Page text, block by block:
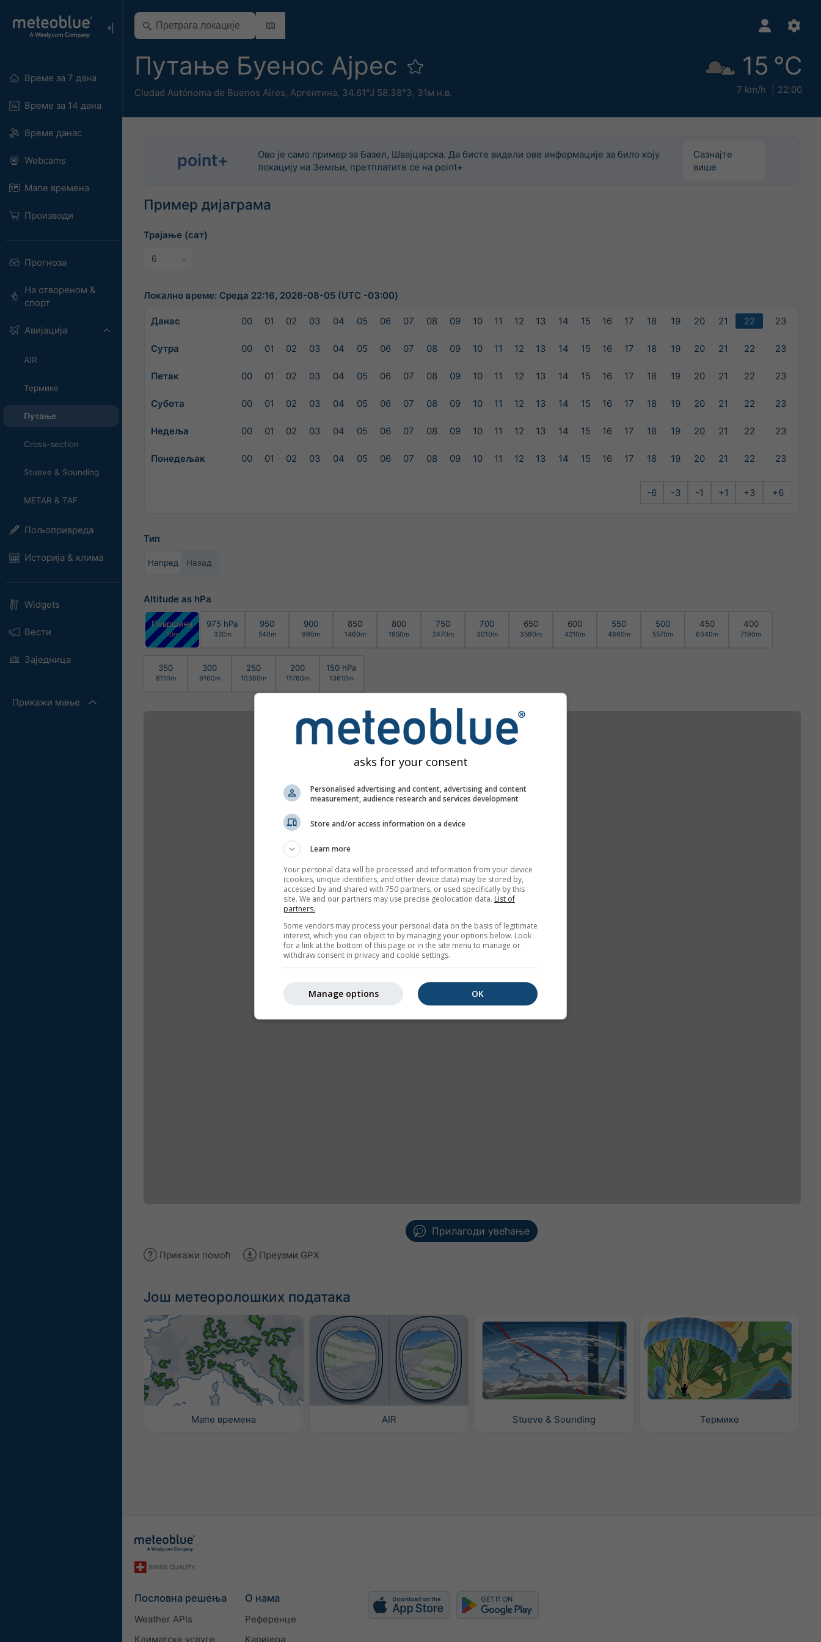
Време за 7 дана
Време за 14 дана
Време данас
Webcams
Мапе времена
Производи
Прогноза
На отвореном &
спорт
Авијација
AIR
Термике
Путање
Cross-section
Stueve & Sounding
METAR & TAF
Пољопривреда
Историја & клима
Widgets
Вести
Заједница
Прикажи мање
Путање Буенос Ајрес
Ciudad Autónoma de Buenos Aires, Аргентина, 34.61°Ј 58.38°З, 31м н.в.
15 °C
7 km/h 22:00
point+
Ово је само пример за Базел, Швајцарска. Да бисте видели ове информације за било коју
локацију на Земљи, претплатите се на point+
Сазнајте
више
Пример дијаграма
Трајање (сат)
Локално време: Среда 22:16, 2026-08-05 (UTC -03:00)
Данас 00 01 02 03 04 05 06 07 08 09 10 11 12 13 14 15 16 17 18 19 20 21 22 23
Сутра 00 01 02 03 04 05 06 07 08 09 10 11 12 13 14 15 16 17 18 19 20 21 22 23
Петак 00 01 02 03 04 05 06 07 08 09 10 11 12 13 14 15 16 17 18 19 20 21 22 23
Субота 00 01 02 03 04 05 06 07 08 09 10 11 12 13 14 15 16 17 18 19 20 21 22 23
Недеља 00 01 02 03 04 05 06 07 08 09 10 11 12 13 14 15 16 17 18 19 20 21 22 23
Понедељак 00 01 02 03 04 05 06 07 08 09 10 11 12 13 14 15 16 17 18 19 20 21 22 23
-6 -3 -1 +1 +3 +6
Тип
Напред Назад
Altitude as hPa
Површина
10m
975 hPa
320m
950
540m
900
990m
850
1460m
800
1950m
750
2470m
700
3010m
650
3590m
600
4210m
550
4860m
500
5570m
450
6340m
400
7190m
350
8110m
300
9160m
250
10360m
200
11780m
150 hPa
13610m
Прилагоди увећање
Прикажи помоћ Преузми GPX
Још метеоролошких података
Мапе времена AIR Stueve & Sounding Термике
Пословна решења
Weather APIs
Климатске услуге
О нама
Референце
Каријера
asks for your consent
Personalised advertising and content, advertising and content
measurement, audience research and services development
Store and/or access information on a device
Learn more
Your personal data will be processed and information from your device
(cookies, unique identifiers, and other device data) may be stored by,
accessed by and shared with 750 partners, or used specifically by this
site. We and our partners may use precise geolocation data. List of
partners.
Some vendors may process your personal data on the basis of legitimate
interest, which you can object to by managing your options below. Look
for a link at the bottom of this page or in the site menu to manage or
withdraw consent in privacy and cookie settings.
OK
Manage options